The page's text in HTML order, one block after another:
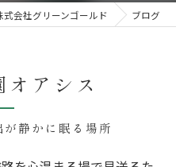
会社グリーンゴールド ブログ
アシス
静かに眠る場所